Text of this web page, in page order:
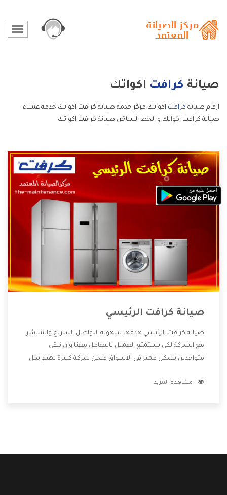
صيانة كرافت اكواتك
ارقام صيانة كرافت اكواتك مركز خدمة صيانة كرافت اكواتك خدمة عملاء
صيانة كرافت اكواتك و الخط الساخن صيانة كرافت اكواتك.
صيانة كرافت الرئيسي
صيانة كرافت الرئيسي هدفها سهولة التواصل السريع والمباشر
مع الشركة لكى يستمتع العميل بالتعامل معنا وان نبقى
متواجدين بشكل مميز فى الاسواق فنحن شركة كبيرة نهتم بكل
الشركة بها والتى تكون منها خدمة الصيانة التى تكون من أهم
مشاهدة المزيد